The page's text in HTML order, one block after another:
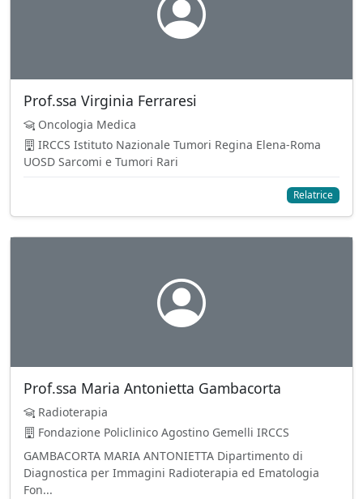
Prof.ssa Virginia Ferraresi
Oncologia Medica
IRCCS Istituto Nazionale Tumori Regina Elena-Roma
UOSD Sarcomi e Tumori Rari
Relatrice
Prof.ssa Maria Antonietta Gambacorta
Radioterapia
Fondazione Policlinico Agostino Gemelli IRCCS
GAMBACORTA MARIA ANTONIETTA Dipartimento di
Diagnostica per Immagini Radioterapia ed Ematologia
Fon...